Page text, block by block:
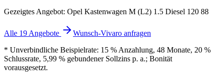
Gezeigtes Angebot: Opel Kastenwagen M (L2) 1.5 Diesel 120 88
Alle 19 Angebote
Wunsch-Vivaro anfragen
* Unverbindliche Beispielrate: 15 % Anzahlung, 48 Monate, 20 %
Schlussrate, 5,99 % gebundener Sollzins p. a.; Bonität
vorausgesetzt.